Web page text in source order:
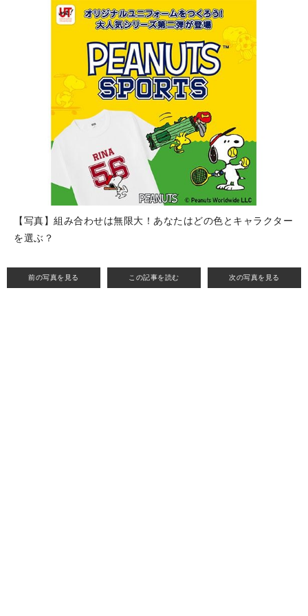
前の写真を見る この記事を読む 次の写真を見る
【写真】組み合わせは無限大！あなたはどの色とキャラクター
を選ぶ？